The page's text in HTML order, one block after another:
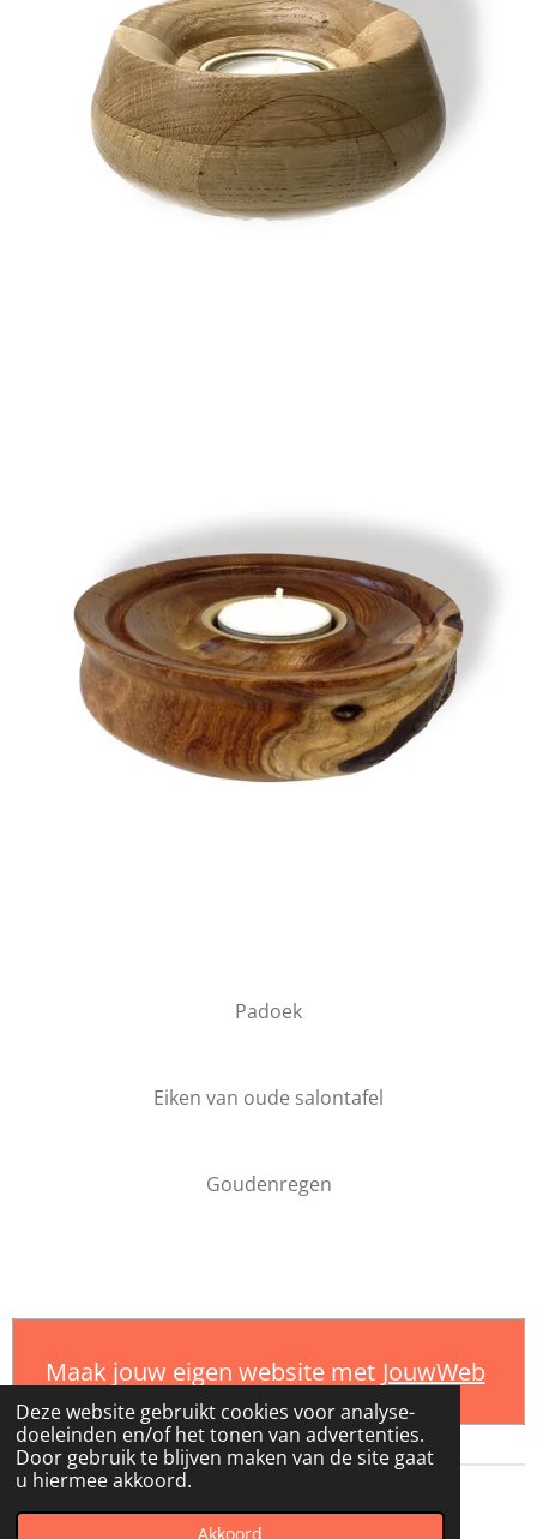
Deze website gebruikt cookies voor analyse-
doeleinden en/of het tonen van advertenties.
Door gebruik te blijven maken van de site gaat
u hiermee akkoord.
Akkoord
Padoek
Eiken van oude salontafel
Goudenregen
Maak jouw eigen website met JouwWeb